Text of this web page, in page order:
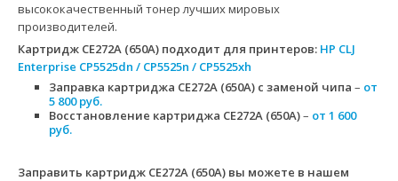
высококачественный тонер лучших мировых
производителей.
Картридж CE272A (650A) подходит для принтеров: HP CLJ
Enterprise CP5525dn / CP5525n / CP5525xh
Заправка картриджа CE272A (650A) с заменой чипа – от
5 800 руб.
Восстановление картриджа CE272A (650A)– от 1 600
руб.
Заправить картридж CE272A (650A) вы можете в нашем